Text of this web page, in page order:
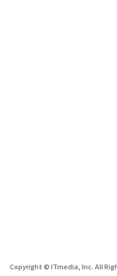
Copyright © ITmedia, Inc. All